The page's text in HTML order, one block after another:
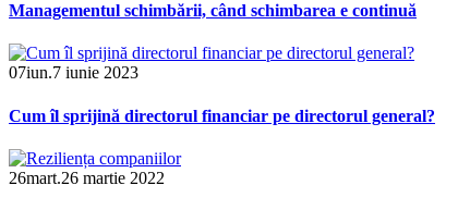
Managementul schimbării, când schimbarea e continuă
07iun.7 iunie 2023
Cum îl sprijină directorul financiar pe directorul general?
26mart.26 martie 2022